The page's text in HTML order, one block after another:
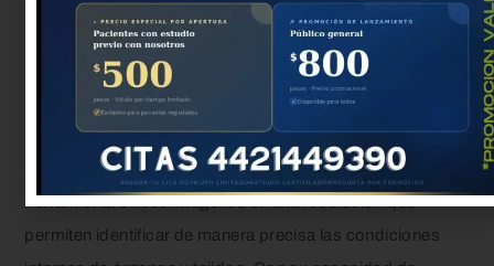
en diagnósticos
En nuestra práctica diaria, la
importancia de la
tomografía de abdomense hace evidente a medida que
abordamos diversosdiagnósticos médicos. Esta
herramienta ofrece imágenes en alta resolución que
permiten identificar de manera precisa las condiciones